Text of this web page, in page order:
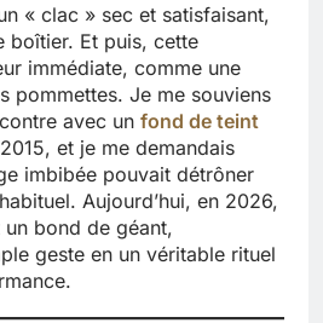
« clac » sec et satisfaisant,
boîtier. Et puis, cette
immédiate, comme une
pommettes. Je me souviens
avec un fond de teint
et je me demandais
imbibée pouvait détrôner
Aujourd’hui, en 2026,
bond de géant,
geste en un véritable rituel